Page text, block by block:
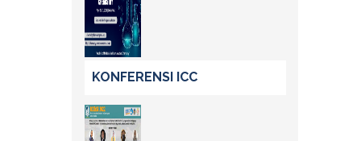
KONFERENSI ICC